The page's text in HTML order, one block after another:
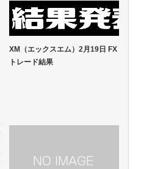
XM（エックスエム）2月19日 FX
トレード結果